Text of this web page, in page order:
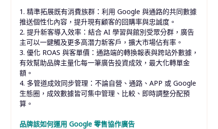
1. 精準拓展既有消費族群：利用 Google 與通路的共同數據
推送個性化內容，提升現有顧客的回購率與忠誠度。
2. 提升新客導入效率：結合 AI 學習與館別受眾分群，廣告
主可以一鍵觸及更多高潛力新客戶，擴大市場佔有率。
3. 優化 ROAS 與客單價：通路端的轉換報表與跨站外數據，
有效幫助品牌主量化每一筆廣告投資成效，最大化轉單金
額。
4. 多管道成效同步管理：不論自營、通路、APP 或 Google
生態圈，成效數據皆可集中管理、比較、即時調整分配預
算。
品牌該如何運用 Google 零售協作廣告